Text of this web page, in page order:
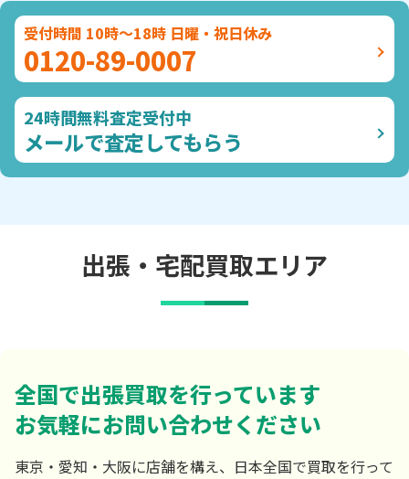
受付時間 10時～18時 日曜・祝日休み
0120-89-0007
24時間無料査定受付中
メールで査定してもらう
出張・宅配買取エリア
全国で出張買取を行っています
お気軽にお問い合わせください
東京・愛知・大阪に店舗を構え、日本全国で買取を行って